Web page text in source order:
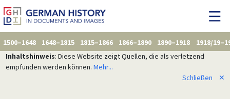
1500–1648 1648–1815 1815–1866 1866–1890 1890–1918
1918/
Inhaltshinweis: Diese Website zeigt Quellen, die als verletzend
empfunden werden können. Mehr...
Schließen
✕